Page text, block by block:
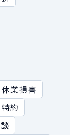
業損害
約